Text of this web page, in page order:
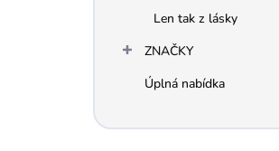
Len tak z lásky
ZNAČKY
Úplná nabídka